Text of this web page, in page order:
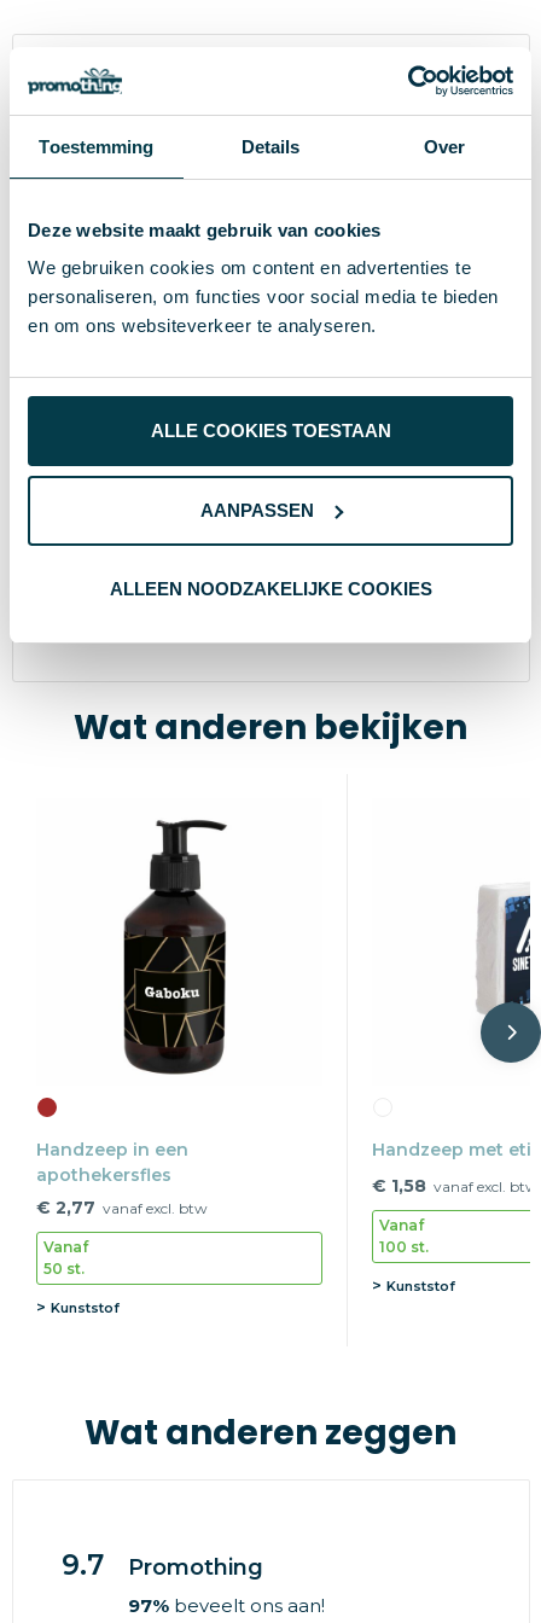
Toestemming Details Over
Deze website maakt gebruik van cookies
We gebruiken cookies om content en advertenties te
personaliseren, om functies voor social media te bieden
en om ons websiteverkeer te analyseren.
ALLE COOKIES TOESTAAN
AANPASSEN
ALLEEN NOODZAKELIJKE COOKIES
Specificaties
Inhoud 445.824
EAN-code 8717612967608
Maat # Geen maat
Gewicht
Artikelnummer 119432
Merk JANZEN
goud
Soort Standaard uitvoering
Breedte 12.9 cm
Wat anderen bekijken
Handzeep in een
apothekersfles
€ 2,77 vanaf excl. btw
Vanaf
50 st.
Kunststof
Handzeep met
€ 1,58 vanaf excl. btw
Vanaf
100 st.
Kunststof
Wat anderen zeggen
9.7 Promothing
97%beveelt ons aan!